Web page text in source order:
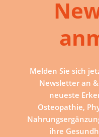
Melden Sie sich
Newsletter an
neueste
Osteopathie,
ihre